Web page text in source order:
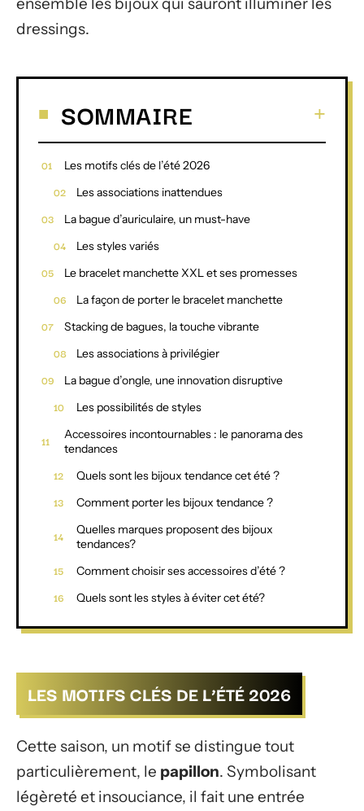
dressings.
SOMMAIRE
Les motifs clés de l’été 2026
Les associations inattendues
La bague d’auriculaire, un must-have
Les styles variés
Le bracelet manchette XXL et ses promesses
La façon de porter le bracelet manchette
Stacking de bagues, la touche vibrante
Les associations à privilégier
La bague d’ongle, une innovation disruptive
Les possibilités de styles
Accessoires incontournables : le panorama des
tendances
Quels sont les bijoux tendance cet été ?
Comment porter les bijoux tendance ?
Quelles marques proposent des bijoux
tendances?
Comment choisir ses accessoires d’été ?
Quels sont les styles à éviter cet été?
LES MOTIFS CLÉS DE L’ÉTÉ 2026
Cette saison, un motif se distingue tout
particulièrement, le papillon. Symbolisant
légèreté et insouciance, il fait une entrée